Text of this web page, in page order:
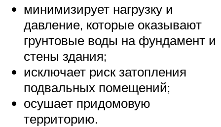
минимизирует нагрузку и
давление, которые оказывают
грунтовые воды на фундамент и
стены здания;
исключает риск затопления
подвальных помещений;
осушает придомовую
территорию.